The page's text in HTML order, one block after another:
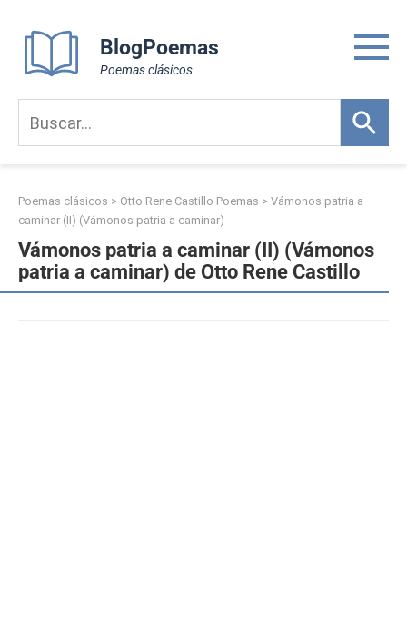
content
BlogPoemas
Poemas clásicos
Poemas clásicos > Otto Rene Castillo Poemas > Vámonos patria a
caminar (II) (Vámonos patria a caminar)
Vámonos patria a caminar (II) (Vámonos
patria a caminar) de Otto Rene Castillo